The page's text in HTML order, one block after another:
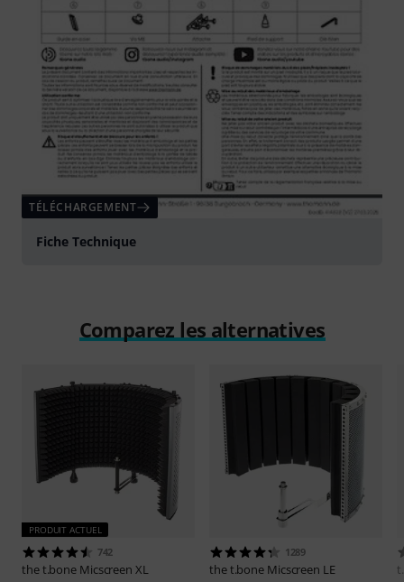
TÉLÉCHARGEMENT
Fiche Technique
Comparez les alternatives
PRODUIT ACTUEL
742
the t.bone Micscreen XL
1289
the t.bone Micscreen LE